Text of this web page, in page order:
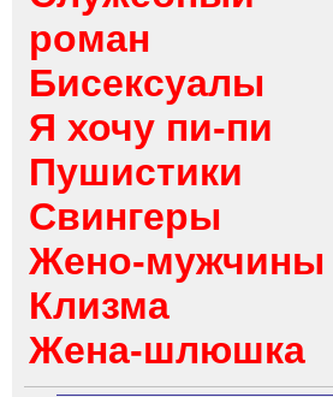
роман
Бисексуалы
Я хочу пи-пи
Пушистики
Свингеры
Жено-мужчины
Клизма
Жена-шлюшка